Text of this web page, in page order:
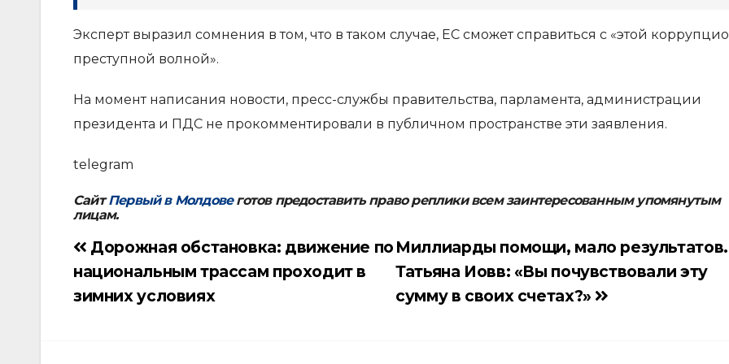
Эксперт выразил сомнения в том, что в таком случае, ЕС сможет справиться с «этой
преступной волной».
На момент написания новости, пресс-службы правительства, парламента, администрации
президента и ПДС не прокомментировали в публичном пространстве эти заявления.
telegram
СайтПервый в Молдовеготов предоставить право реплики всем заинтересованным упомянутым
лицам.
Навигация
по
Миллиарды помощи, мало результатов.
Татьяна Иовв: «Вы почувствовали эту
сумму в своих счетах?»
Дорожная обстановка: движение по
национальным трассам проходит в
зимних условиях